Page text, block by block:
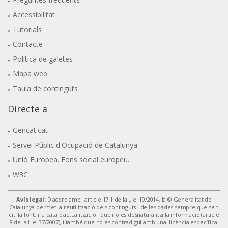
Accessibilitat
Tutorials
Contacte
Política de galetes
Mapa web
Taula de continguts
Directe a
Gencat.cat
Servei Públic d'Ocupació de Catalunya
Unió Europea. Fons social europeu.
W3C
Avís legal: D'acord amb l'article 17.1 de la Llei 19/2014, la © Generalitat de
Catalunya permet la reutilització dels continguts i de les dades sempre que se'n
citi la font, i la data d'actualització i que no es desnaturalitzi la informació (article
8 de la Llei 37/2007), i també que no es contradigui amb una llicència específica.